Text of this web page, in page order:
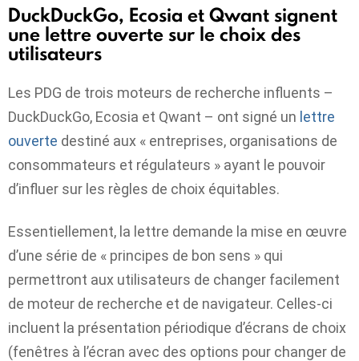
DuckDuckGo, Ecosia et Qwant signent
une lettre ouverte sur le choix des
utilisateurs
Les PDG de trois moteurs de recherche influents –
DuckDuckGo, Ecosia et Qwant – ont signé un lettre
ouverte destiné aux « entreprises, organisations de
consommateurs et régulateurs » ayant le pouvoir
d’influer sur les règles de choix équitables.
Essentiellement, la lettre demande la mise en œuvre
d’une série de « principes de bon sens » qui
permettront aux utilisateurs de changer facilement
de moteur de recherche et de navigateur. Celles-ci
incluent la présentation périodique d’écrans de choix
(fenêtres à l’écran avec des options pour changer de